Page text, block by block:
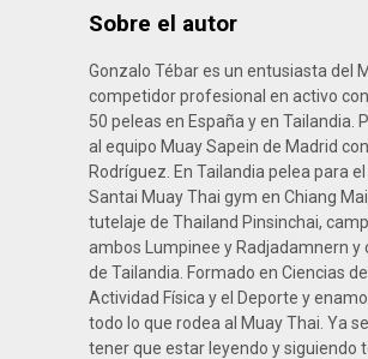
Sobre el autor
Gonzalo Tébar es un entusiasta del
competidor profesional en activo
50 peleas en España y en Tailandia.
al equipo Muay Sapein de Madrid
Rodríguez. En Tailandia pelea para
Santai Muay Thai gym en Chiang
tutelaje de Thailand Pinsinchai,
ambos Lumpinee y Radjadamnern y
de Tailandia. Formado en Ciencias
Actividad Física y el Deporte y
todo lo que rodea al Muay Thai. Ya
tener que estar leyendo y siguiendo